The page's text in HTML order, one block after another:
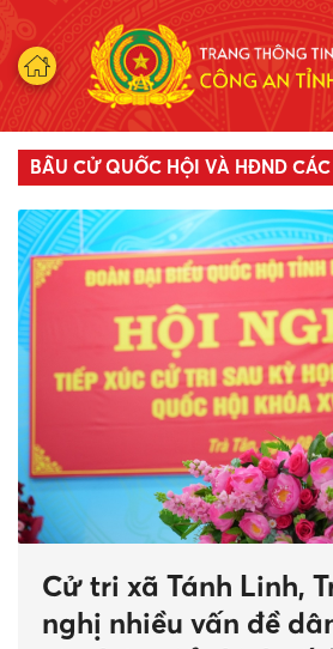
BẦU CỬ QUỐC HỘI VÀ HĐND
Cử tri xã Tánh Linh,
nghị nhiều vấn đề